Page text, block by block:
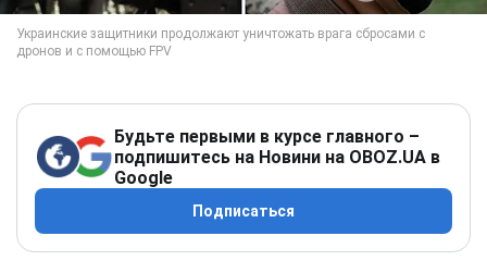
Будьте первыми в курсе главного –
подпишитесь на Новини на OBOZ.UA в
Google
Подписаться